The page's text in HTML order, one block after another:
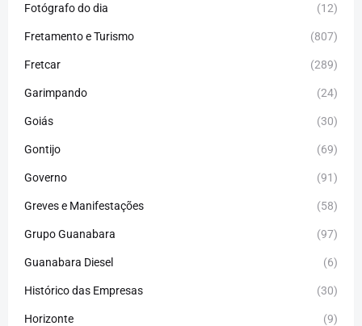
Fotógrafo do dia (12)
Fretamento e Turismo (807)
Fretcar (289)
Garimpando (24)
Goiás (30)
Gontijo (69)
Governo (91)
Greves e Manifestações (58)
Grupo Guanabara (97)
Guanabara Diesel (6)
Histórico das Empresas (30)
Horizonte (9)